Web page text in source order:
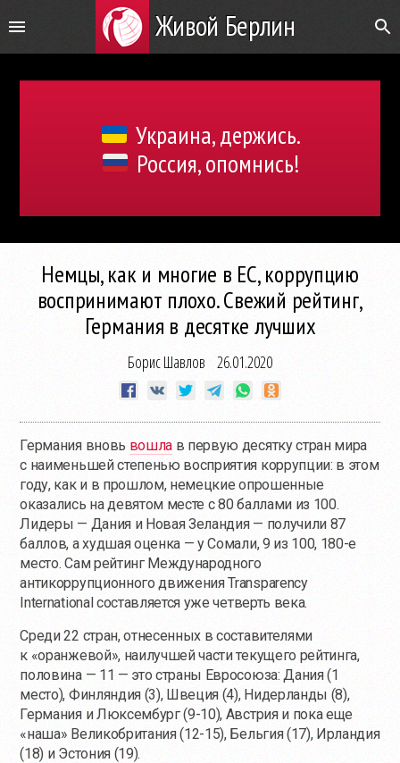
Живой Берлин
Украина, держись.
Россия, опомнись!
Немцы, как и многие в ЕС, коррупцию
воспринимают плохо. Свежий рейтинг,
Германия в десятке лучших
Борис Шавлов 26.01.2020
Германия вновь вошла в первую десятку стран мира
с наименьшей степенью восприятия коррупции: в этом
году, как и в прошлом, немецкие опрошенные
оказались на девятом месте с 80 баллами из 100.
Лидеры — Дания и Новая Зеландия — получили 87
баллов, а худшая оценка — у Сомали, 9 из 100, 180-е
место. Сам рейтинг Международного
антикоррупционного движения Transparency
International составляется уже четверть века.
Среди 22 стран, отнесенных в составителями
к «оранжевой», наилучшей части текущего рейтинга,
половина — 11 — это страны Евросоюза: Дания (1
место), Финляндия (3), Швеция (4), Нидерланды (8),
Германия и Люксембург (9-10), Австрия и пока еще
«наша» Великобритания (12-15), Бельгия (17), Ирландия
(18) и Эстония (19).